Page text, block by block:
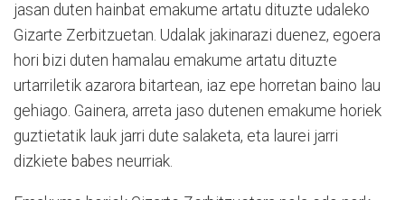
jasan duten hainbat emakume artatu dituzte udaleko
Gizarte Zerbitzuetan. Udalak jakinarazi duenez, egoera
hori bizi duten hamalau emakume artatu dituzte
urtarriletik azarora bitartean, iaz epe horretan baino lau
gehiago. Gainera, arreta jaso dutenen emakume horiek
guztietatik lauk jarri dute salaketa, eta laurei jarri
dizkiete babes neurriak.